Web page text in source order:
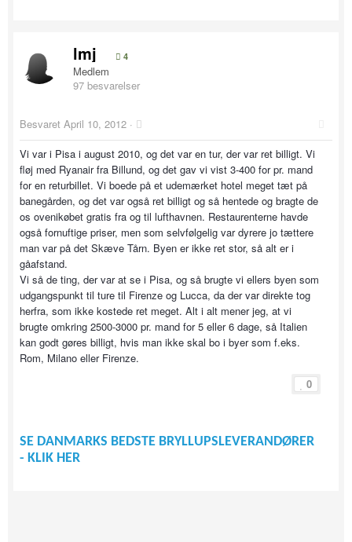
lmj 4
Medlem
97 besvarelser
Besvaret April 10, 2012 ·
Vi var i Pisa i august 2010, og det var en tur, der var ret billigt. Vi
fløj med Ryanair fra Billund, og det gav vi vist 3-400 for pr. mand
for en returbillet. Vi boede på et udemærket hotel meget tæt på
banegården, og det var også ret billigt og så hentede og bragte de
os ovenikøbet gratis fra og til lufthavnen. Restaurenterne havde
også fornuftige priser, men som selvfølgelig var dyrere jo tættere
man var på det Skæve Tårn. Byen er ikke ret stor, så alt er i
gåafstand.
Vi så de ting, der var at se i Pisa, og så brugte vi ellers byen som
udgangspunkt til ture til Firenze og Lucca, da der var direkte tog
herfra, som ikke kostede ret meget. Alt i alt mener jeg, at vi
brugte omkring 2500-3000 pr. mand for 5 eller 6 dage, så Italien
kan godt gøres billigt, hvis man ikke skal bo i byer som f.eks.
Rom, Milano eller Firenze.
0
SE DANMARKS BEDSTE BRYLLUPSLEVERANDØRER
- KLIK HER